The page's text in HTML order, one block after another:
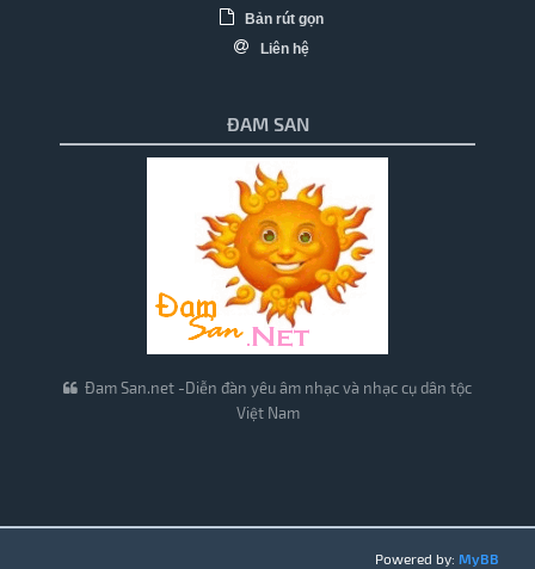
Bản rút gọn
Liên hệ
ĐAM SAN
Đam San.net -Diễn đàn yêu âm nhạc và nhạc cụ dân tộc
Việt Nam
Powered by: MyBB